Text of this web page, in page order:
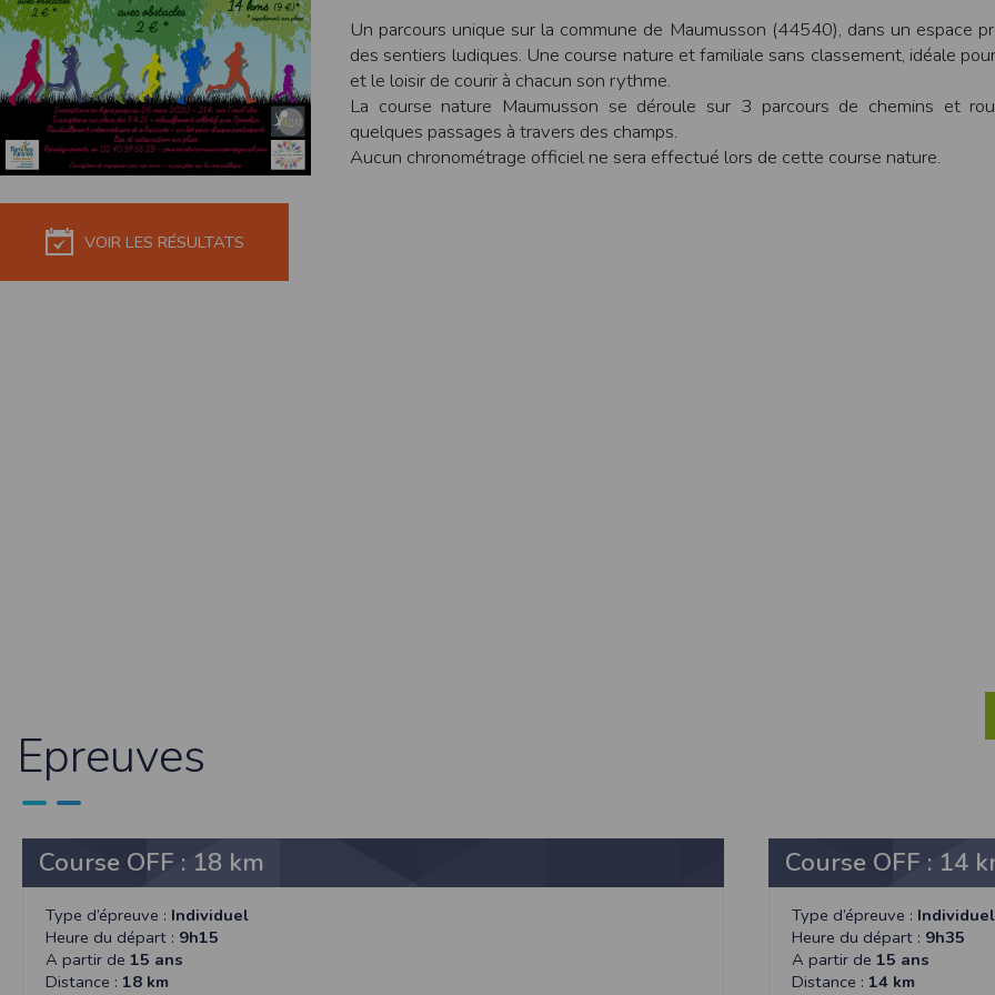
Un parcours unique sur la commune de Maumusson (44540), dans un espace
des sentiers ludiques. Une course nature et familiale sans classement, idéale
et le loisir de courir à chacun son rythme.
La course nature Maumusson se déroule sur 3 parcours de chemins et
quelques passages à travers des champs.
Aucun chronométrage officiel ne sera effectué lors de cette course nature.
VOIR LES RÉSULTATS
Epreuves
Course OFF : 18 km
Type d’épreuve : Individuel
Heure du départ : 9h15
A partir de 15 ans
Distance : 18 km
Course OFF : 14
Type d’épreuve : Individuel
Heure du départ : 9h35
A partir de 15 ans
Distance : 14 km
de réponse ou de qualité. Il n’est prévu aucune assistance technique vis à vis de l’utilisateur que ce soit par des
La responsabilité de l’éditeur ne saurait être engagée en cas d’impossibilité d’accès à ce site et/ou d’utilisation des
Par ailleurs, l’EDITEUR peut être amené à interrompre le site ou une partie des services, à tout moment sans
reconnaît et accepte que l’EDITEUR ne soit pas responsable des interruptions, et des conséquences qui peuvent en
Modification des conditions d’utilisation
L’EDITEUR se réserve la possibilité de modifier, à tout moment et sans préavis, les présentes conditions
et/ou de son exploitation.
Règles d'usage d'Internet
L’EDITEUR n’assume aucune responsabilité sur les services accessibles par Internet et n’exerce aucun contrôle de
Sous l'ongletGénéral, sousHistorique de navigation, cliquez surParamètres.
Cliquez sur le bouton
Allez dans l'onglet
Dans la fenêtre qui s'affiche, choisissez